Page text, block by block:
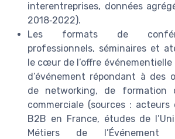
interentreprises, données
2018‑2022).
Les formats de
professionnels, séminaires et
le cœur de l’offre
d’événement répondant à des
de networking, de formation
commerciale (sources : acteurs
B2B en France, études de
Métiers de l’Événement